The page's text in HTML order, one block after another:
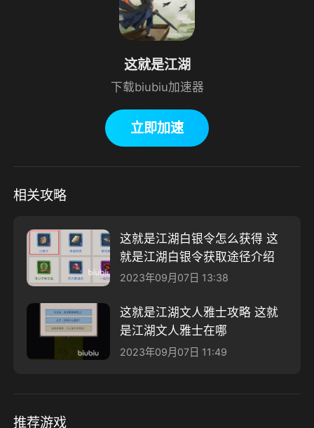
这就是江湖
下载biubiu加速器
立即加速
相关攻略
这就是江湖白银令怎么获得 这
就是江湖白银令获取途径介绍
2023年09月07日 13:38
这就是江湖文人雅士攻略 这就
是江湖文人雅士在哪
2023年09月07日 11:49
推荐游戏